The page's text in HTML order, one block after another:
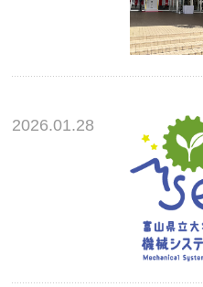
2026.01.28